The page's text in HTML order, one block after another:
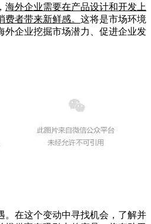
海外企业需要在产品设计和开发上
者带来新鲜感。 这将是市场环境
外企业挖掘市场潜力、促进企业发
。在这个变动中寻找机会，了解并